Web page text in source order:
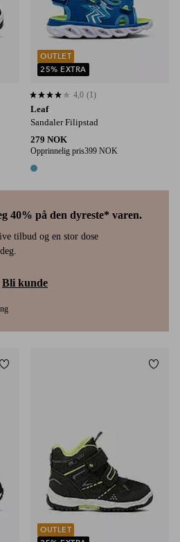
40% på den dyreste* varen.
tilbud og en stor dose
Bli kunde
Leaf
Sandaler Filipstad
279 NOK
Opprinnelig pris399 NOK
1 farge
4,0 basert på 1 karaktergivninger
4,0 (1)
OUTLET
25% EXTRA
Legg til favoritter
OUTLET